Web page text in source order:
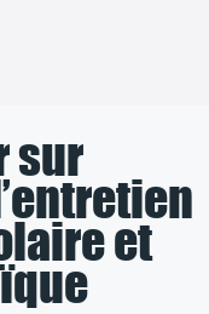
sur
et